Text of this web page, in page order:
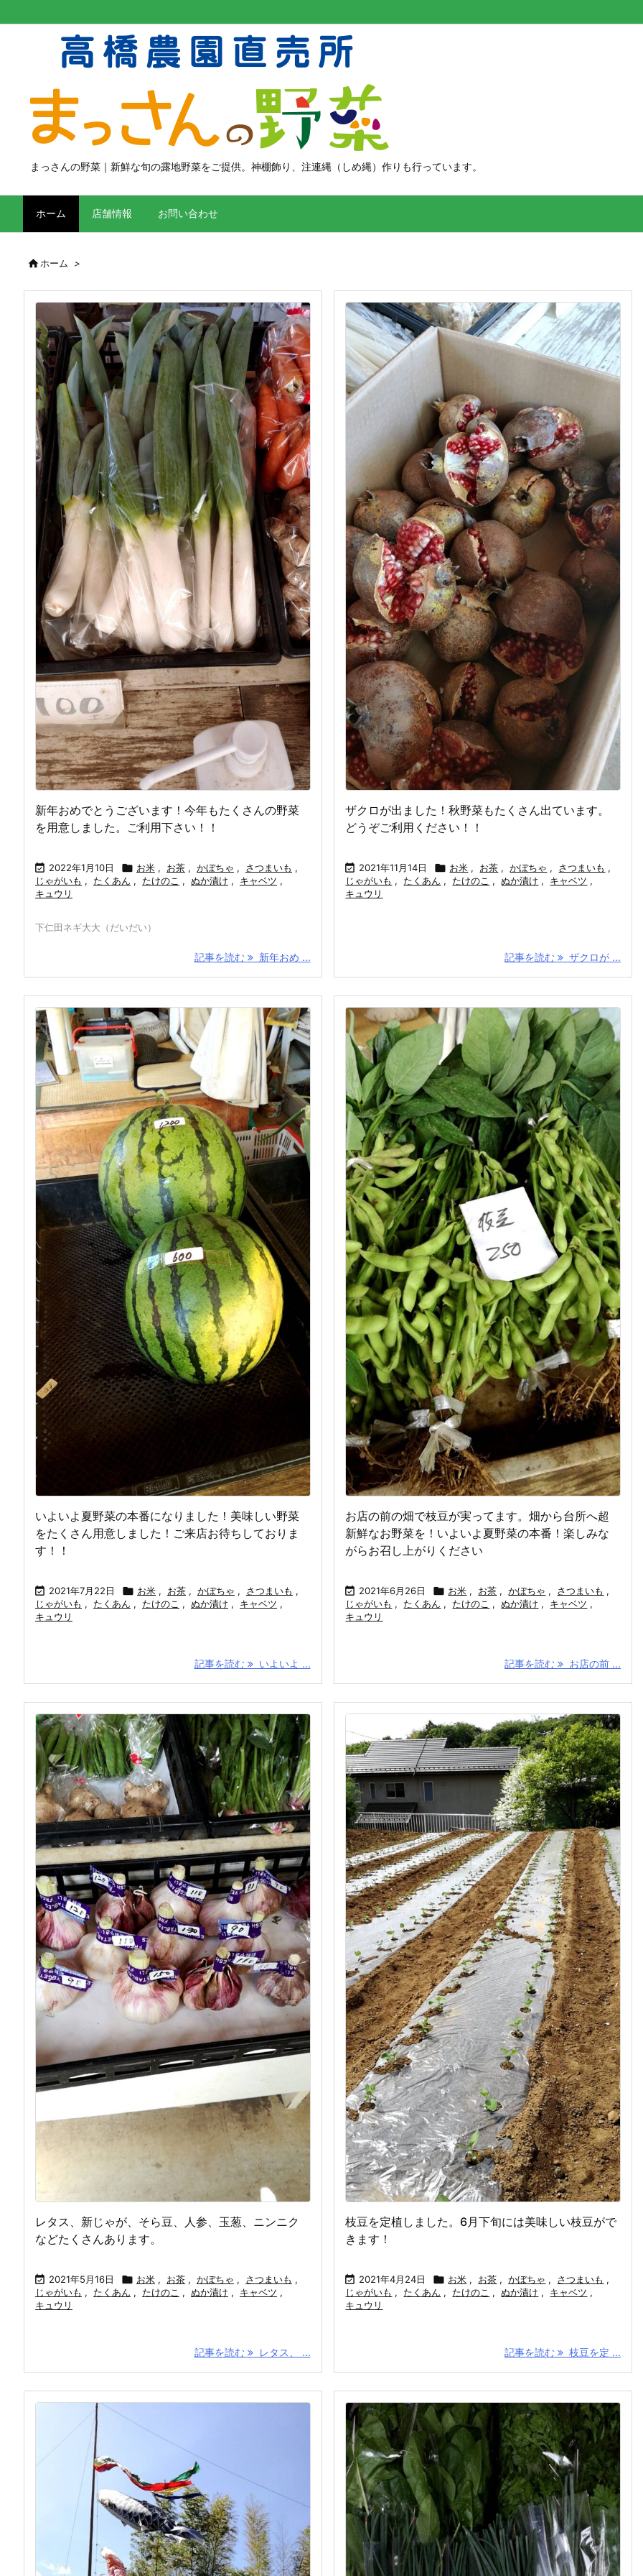
まっさんの野菜｜新鮮な旬の露地野菜をご提供。神棚飾り、注連縄（しめ縄）作りも行っています。
ホーム 店舗情報 お問い合わせ
ホーム >
新年おめでとうございます！今年もたくさんの野菜
を用意しました。ご利用下さい！！
 2022年1月10日  お米 , お茶 , かぼちゃ , さつまいも ,
じゃがいも , たくあん , たけのこ , ぬか漬け , キャベツ ,
キュウリ
下仁田ネギ大大（だいだい）
記事を読む 新年おめ ...
ザクロが出ました！秋野菜もたくさん出ています。
どうぞご利用ください！！
 2021年11月14日  お米 , お茶 , かぼちゃ , さつまいも ,
じゃがいも , たくあん , たけのこ , ぬか漬け , キャベツ ,
キュウリ
記事を読む ザクロが ...
いよいよ夏野菜の本番になりました！美味しい野菜
をたくさん用意しました！ご来店お待ちしておりま
す！！
 2021年7月22日  お米 , お茶 , かぼちゃ , さつまいも ,
じゃがいも , たくあん , たけのこ , ぬか漬け , キャベツ ,
キュウリ
記事を読む いよいよ ...
お店の前の畑で枝豆が実ってます。畑から台所へ超
新鮮なお野菜を！いよいよ夏野菜の本番！楽しみな
がらお召し上がりください
 2021年6月26日  お米 , お茶 , かぼちゃ , さつまいも ,
じゃがいも , たくあん , たけのこ , ぬか漬け , キャベツ ,
キュウリ
記事を読む お店の前 ...
レタス、新じゃが、そら豆、人参、玉葱、ニンニク
などたくさんあります。
 2021年5月16日  お米 , お茶 , かぼちゃ , さつまいも ,
じゃがいも , たくあん , たけのこ , ぬか漬け , キャベツ ,
キュウリ
記事を読む レタス、 ...
枝豆を定植しました。6月下旬には美味しい枝豆がで
きます！
 2021年4月24日  お米 , お茶 , かぼちゃ , さつまいも ,
じゃがいも , たくあん , たけのこ , ぬか漬け , キャベツ ,
キュウリ
記事を読む 枝豆を定 ...